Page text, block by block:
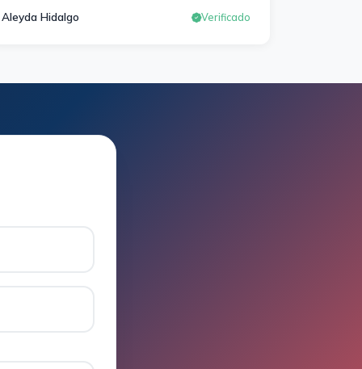
exámenes oficiales. Responden muy rápido
a los correros y cada pocos días hay
Aleyda Hidalgo Verificado